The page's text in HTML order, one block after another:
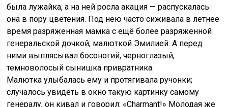
была лужайка, а на ней росла акация — распускалась
она в пору цветения. Под нею часто сиживала в летнее
время разряженная мамка с ещё более разряженной
генеральской дочкой, малюткой Эмилией. А перед
ними выплясывал босоногий, черноглазый,
темноволосый сынишка привратника.
Малютка улыбалась ему и протягивала ручонки;
случалось увидеть в окно такую картинку самому
генералу, он кивал и говорил: «Charmant!» Молодая же